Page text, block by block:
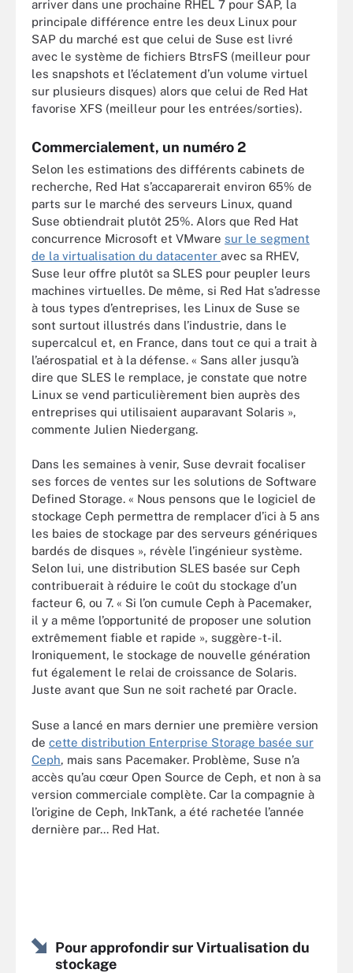
arriver dans une prochaine RHEL 7 pour SAP, la
principale différence entre les deux Linux pour
SAP du marché est que celui de Suse est livré
avec le système de fichiers BtrsFS (meilleur pour
les snapshots et l’éclatement d’un volume virtuel
sur plusieurs disques) alors que celui de Red Hat
favorise XFS (meilleur pour les entrées/sorties).
Commercialement, un numéro 2
Selon les estimations des différents cabinets de
recherche, Red Hat s’accaparerait environ 65% de
parts sur le marché des serveurs Linux, quand
Suse obtiendrait plutôt 25%. Alors que Red Hat
concurrence Microsoft et VMware sur le segment
de la virtualisation du datacenter avec sa RHEV,
Suse leur offre plutôt sa SLES pour peupler leurs
machines virtuelles. De même, si Red Hat s’adresse
à tous types d’entreprises, les Linux de Suse se
sont surtout illustrés dans l’industrie, dans le
supercalcul et, en France, dans tout ce qui a trait à
l’aérospatial et à la défense. « Sans aller jusqu’à
dire que SLES le remplace, je constate que notre
Linux se vend particulièrement bien auprès des
entreprises qui utilisaient auparavant Solaris »,
commente Julien Niedergang.
Dans les semaines à venir, Suse devrait focaliser
ses forces de ventes sur les solutions de Software
Defined Storage. « Nous pensons que le logiciel de
stockage Ceph permettra de remplacer d’ici à 5 ans
les baies de stockage par des serveurs génériques
bardés de disques », révèle l’ingénieur système.
Selon lui, une distribution SLES basée sur Ceph
contribuerait à réduire le coût du stockage d’un
facteur 6, ou 7. « Si l’on cumule Ceph à Pacemaker,
il y a même l’opportunité de proposer une solution
extrêmement fiable et rapide », suggère-t-il.
Ironiquement, le stockage de nouvelle génération
fut également le relai de croissance de Solaris.
Juste avant que Sun ne soit racheté par Oracle.
Suse a lancé en mars dernier une première version
de cette distribution Enterprise Storage basée sur
Ceph, mais sans Pacemaker. Problème, Suse n’a
accès qu’au cœur Open Source de Ceph, et non à sa
version commerciale complète. Car la compagnie à
l’origine de Ceph, InkTank, a été rachetée l’année
dernière par... Red Hat.
Pour approfondir sur Virtualisation du
stockage